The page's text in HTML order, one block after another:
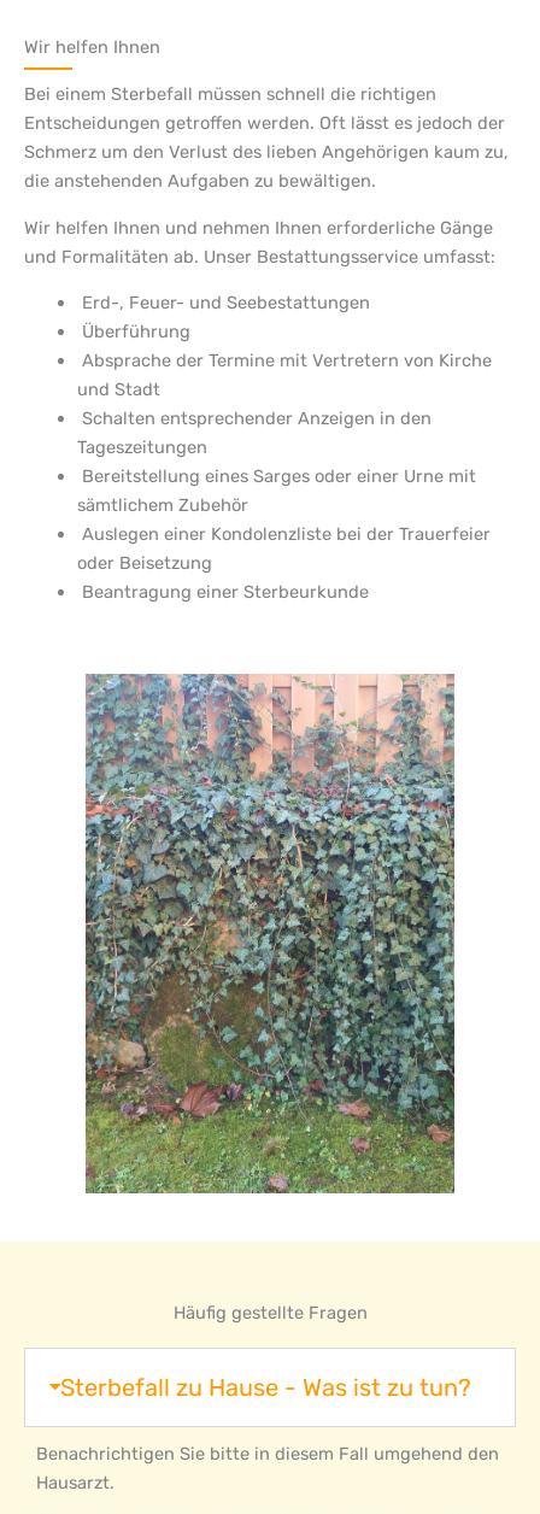
Wir helfen Ihnen
Bei einem Sterbefall müssen schnell die richtigen
Entscheidungen getroffen werden. Oft lässt es jedoch der
Schmerz um den Verlust des lieben Angehörigen kaum zu,
die anstehenden Aufgaben zu bewältigen.
Wir helfen Ihnen und nehmen Ihnen erforderliche Gänge
und Formalitäten ab. Unser Bestattungsservice umfasst:
Erd-, Feuer- und Seebestattungen
Überführung
Absprache der Termine mit Vertretern von Kirche
und Stadt
Schalten entsprechender Anzeigen in den
Tageszeitungen
Bereitstellung eines Sarges oder einer Urne mit
sämtlichem Zubehör
Auslegen einer Kondolenzliste bei der Trauerfeier
oder Beisetzung
Beantragung einer Sterbeurkunde
Häufig gestellte Fragen
Sterbefall zu Hause - Was ist zu tun?
Benachrichtigen Sie bitte in diesem Fall umgehend den
Hausarzt.